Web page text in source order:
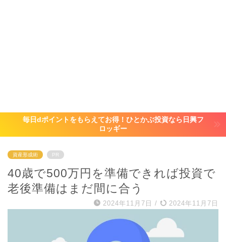
毎日dポイントをもらえてお得！ひとかぶ投資なら日興フ
ロッギー
資産形成術 PR
40歳で500万円を準備できれば投資で
老後準備はまだ間に合う
2024年11月7日 / 2024年11月7日